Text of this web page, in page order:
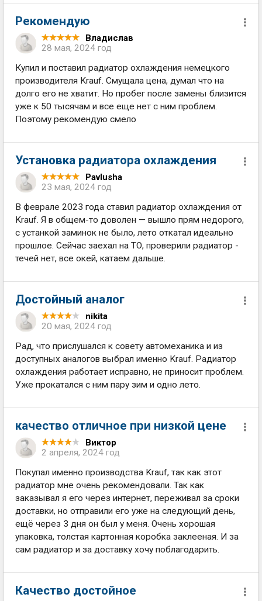
Рекомендую
Владислав
28 мая, 2024 год
Купил и поставил радиатор охлаждения немецкого
производителя Krauf. Смущала цена, думал что на
долго его не хватит. Но пробег после замены близится
уже к 50 тысячам и все еще нет с ним проблем.
Поэтому рекомендую смело
Установка радиатора охлаждения
Pavlusha
23 мая, 2024 год
В феврале 2023 года ставил радиатор охлаждения от
Krauf. Я в общем-то доволен — вышло прям недорого,
с устанкой заминок не было, лето откатал идеально
прошлое. Сейчас заехал на ТО, проверили радиатор -
течей нет, все окей, катаем дальше.
Достойный аналог
nikita
20 мая, 2024 год
Рад, что прислушался к совету автомеханика и из
доступных аналогов выбрал именно Krauf. Радиатор
охлаждения работает исправно, не приносит проблем.
Уже прокатался с ним пару зим и одно лето.
качество отличное при низкой цене
Виктор
2 апреля, 2024 год
Покупал именно производства Krauf, так как этот
радиатор мне очень рекомендовали. Так как
заказывал я его через интернет, переживал за сроки
доставки, но отправили его уже на следующий день,
ещё через 3 дня он был у меня. Очень хорошая
упаковка, толстая картонная коробка заклееная. И за
сам радиатор и за доставку хочу поблагодарить.
Качество достойное